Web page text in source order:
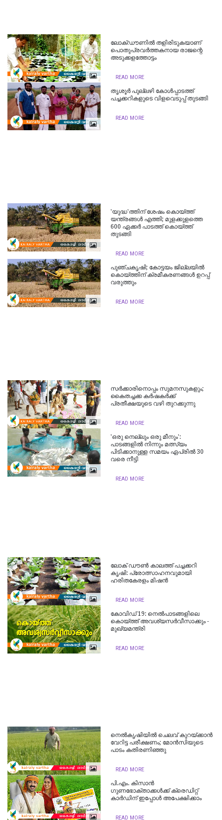
ലോക്‌ഡൗണിൽ തളിരിടുകയാണ്
പൊതുപ്രവർത്തകനായ രാജന്റെ
അടുക്കളത്തോട്ടം
READ MORE
തൃശൂര്‍ പുല്ലഴി കോൾപ്പാടത്ത്
പച്ചക്കറികളുടെ വിളവെടുപ്പ് തുടങ്ങി
READ MORE
'യുദ്ധ'ത്തിന് ശേഷം കൊയ്ത്ത്
യന്ത്രങ്ങൾ എത്തി; മുളക്കുളത്തെ
600 ഏക്കർ പാടത്ത് കൊയ്ത്ത്
തുടങ്ങി
READ MORE
പുഞ്ചകൃഷി; കോട്ടയം ജില്ലയില്‍
കൊയ്ത്തിന് ക്രമീകരണങ്ങള്‍ ഉറപ്പ്
വരുത്തും
READ MORE
സര്‍ക്കാരിനൊപ്പം സുമനസുകളും;
കൈതച്ചക്ക കര്‍ഷകര്‍ക്ക്
പ്രതീക്ഷയുടെ വഴി തുറക്കുന്നു
READ MORE
'ഒരു നെല്ലും ഒരു മീനും':
പാടങ്ങളിൽ നിന്നും മത്സ്യം
പിടിക്കാനുള്ള സമയം ഏപ്രിൽ 30
വരെ നീട്ടി
READ MORE
ലോക് ഡൗൺ കാലത്ത് പച്ചക്കറി
കൃഷി: പ്രോത്സാഹനവുമായി
ഹരിതകേരളം മിഷൻ
READ MORE
കോവിഡ് 19: നെൽപാടങ്ങളിലെ
കൊയ്ത്ത് അവശ്യസർവീസാക്കും -
മുഖ്യമന്ത്രി
READ MORE
നെല്‍കൃഷിയില്‍ ചെലവ് കുറയ്ക്കാന്‍
വേറിട്ട പരീക്ഷണം; മോന്‍സിയുടെ
പാടം കതിരണിഞ്ഞു
READ MORE
പി.എം. കിസാന്‍
ഗുണഭോക്താക്കള്‍ക്ക് ക്രെഡിറ്റ്
കാര്‍ഡിന് ഇപ്പോള്‍ അപേക്ഷിക്കാം
READ MORE